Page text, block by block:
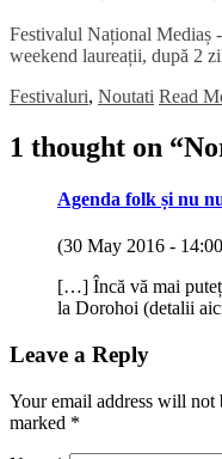
Festivalul Național Mediaș
weekend laureații, după 2
Festivaluri, Noutati Read
1 thought on “
Agenda folk și nu
(30 May 2016 -
[…] Încă vă mai
la Dorohoi (detalii
Leave a Reply
Your email address will not
marked *